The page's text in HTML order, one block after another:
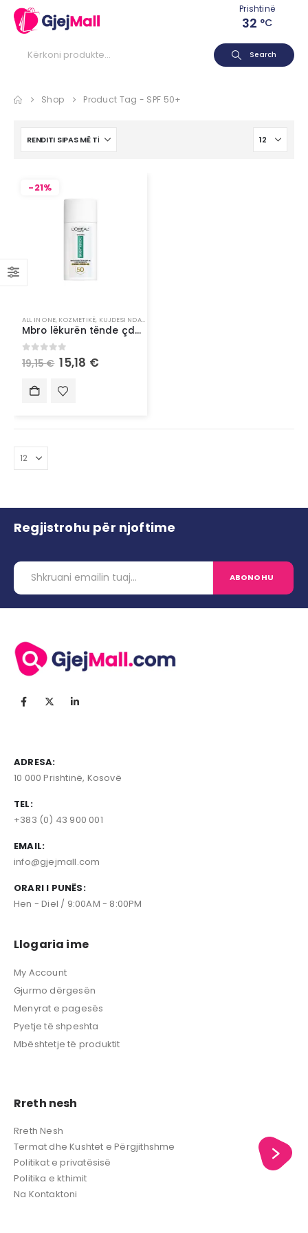
Prishtinë
32 °C
Search
Shop Product Tag - SPF 50+
-21%
ALL IN ONE, KOZMETIKË, KUJDESI NDAJ LËKURËS
Mbro lëkurën tënde çdo ditë ndërsa e ndriçon me L’Oréal Bright Reveal SPF 50+
out of 5
19,15€ 15,18 €
Regjistrohu për njoftime
ADRESA:
10 000 Prishtinë, Kosovë
TEL:
+383 (0) 43 900 001
EMAIL:
info@gjejmall.com
ORARI I PUNËS:
Hen - Diel / 9:00AM - 8:00PM
Llogaria ime
My Account
Gjurmo dërgesën
Menyrat e pagesës
Pyetje të shpeshta
Mbështetje të produktit
Rreth nesh
Rreth Nesh
Termat dhe Kushtet e Përgjithshme
Politikat e privatësisë
Politika e kthimit
Na Kontaktoni